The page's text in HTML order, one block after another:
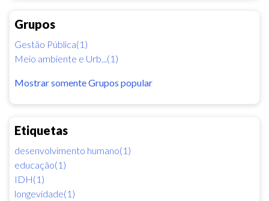
Grupos
Gestão Pública(1)
Meio ambiente e Urb...(1)
Mostrar somente Grupos popular
Etiquetas
desenvolvimento humano(1)
educação(1)
IDH(1)
longevidade(1)